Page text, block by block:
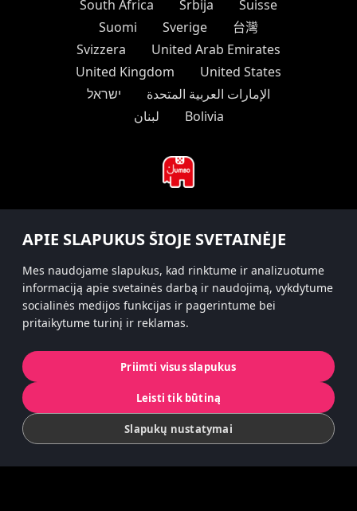
APIE SLAPUKUS ŠIOJE SVETAINĖJE
Mes naudojame slapukus, kad rinktume ir analizuotume
informaciją apie svetainės darbą ir naudojimą, vykdytume
socialinės medijos funkcijas ir pagerintume bei
pritaikytume turinį ir reklamas.
Priimti visus slapukus
Leisti tik būtiną
Slapukų nustatymai
South Africa
Srbija
Suisse
Suomi
Sverige
台灣
Svizzera
United Arab Emirates
United Kingdom
United States
ישראל
الإمارات العربية المتحدة
لبنان
Bolivia
#hitsterparty
concept by Slættaratindur AB & Friends